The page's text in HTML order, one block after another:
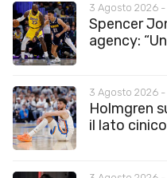
3 Agosto 2026 -
Spencer
agency:
3 Agosto 2026 -
Holmgren
il lato